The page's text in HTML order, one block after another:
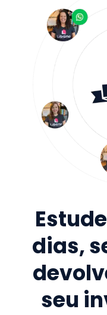
dias,
seu